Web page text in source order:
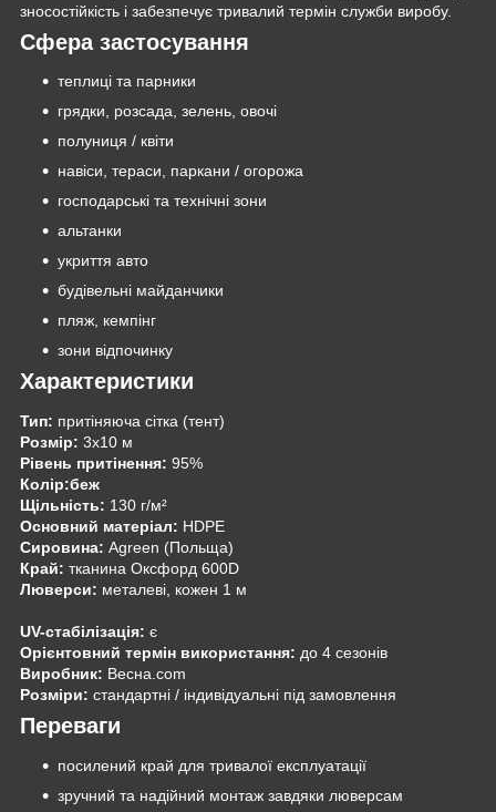
зносостійкість і забезпечує тривалий термін служби виробу.
Сфера застосування
теплиці та парники
грядки, розсада, зелень, овочі
полуниця / квіти
навіси, тераси, паркани / огорожа
господарські та технічні зони
альтанки
укриття авто
будівельні майданчики
пляж, кемпінг
зони відпочинку
Характеристики
Тип: притіняюча сітка (тент)
Розмір: 3х10 м
Рівень притінення: 95%
Колір:беж
Щільність: 130 г/м²
Основний матеріал: HDPE
Сировина: Agreen (Польща)
Край: тканина Оксфорд 600D
Люверси: металеві, кожен 1 м
UV-стабілізація: є
Орієнтовний термін використання: до 4 сезонів
Виробник: Весна.com
Розміри: стандартні / індивідуальні під замовлення
Переваги
посилений край для тривалої експлуатації
зручний та надійний монтаж завдяки люверсам